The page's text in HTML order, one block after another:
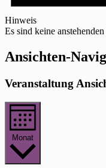
Hinweis
Es sind keine
Ansichten-
Veranstaltung
Monat